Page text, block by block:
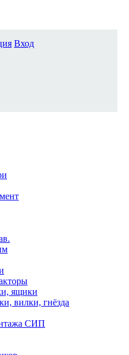
ящики
вилки, гнёзда
СИП
Вход